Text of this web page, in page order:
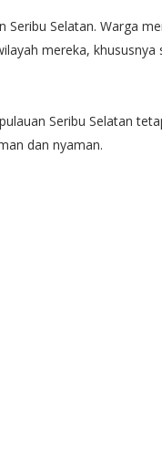
Selatan. Warga
mereka, khususnya
Seribu Selatan
dan nyaman.